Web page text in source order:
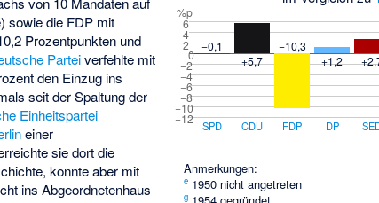
%p
6
4
2
0
−2
−4
−6
−8
−10
−12
−0,1
+5,7
−10,3
+1,2
SPD CDU FDP DP
Anmerkungen:
e 1950 nicht angetreten
g
sowie die FDP mit
Prozentpunkten und
Parteiverfehlte mit
den Einzug ins
seit der Spaltung der
Einheitspartei
einer
sie dort die
konnte aber mit
ins Abgeordnetenhaus